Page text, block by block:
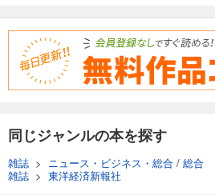
あらすじを表示する
週刊東洋経済 2025/11/8号
あらすじを表示する
同じジャンルの本を探す
雑誌 > ニュース・ビジネス・総合 / 総合
雑誌 > 東洋経済新報社